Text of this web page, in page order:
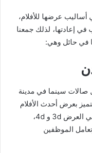
أساليب عرضها للأفلام،
إعادتها، لذلك جمعنا
في حائل وهي:
سينما في مدينة
بعرض أحدث الأفلام
حول العالم لأجدد الأساليب والتقنيات في العرض 3d و 4d،
الموظفين